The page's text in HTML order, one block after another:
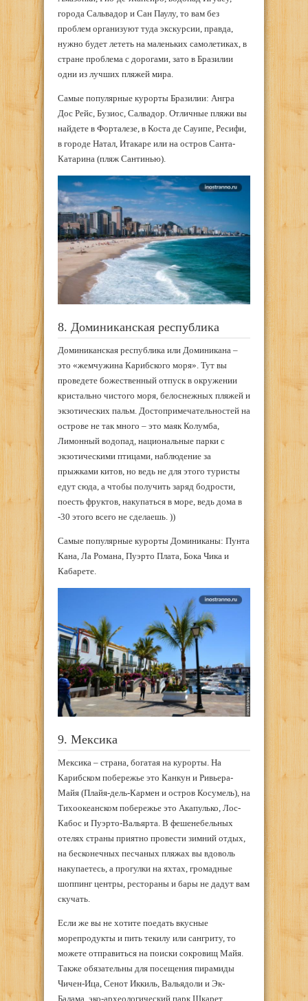
города Сальвадор и Сан Паулу, то вам без
проблем организуют туда экскурсии, правда,
нужно будет лететь на маленьких самолетиках, в
стране проблема с дорогами, зато в Бразилии
одни из лучших пляжей мира.
Самые популярные курорты Бразилии: Ангра
Дос Рейс, Бузиос, Салвадор. Отличные пляжи вы
найдете в Форталезе, в Коста де Сауипе, Ресифи,
в городе Натал, Итакаре или на остров Санта-
Катарина (пляж Сантинью).
8. Доминиканская республика
Доминиканская республика или Доминикана –
это «жемчужина Карибского моря». Тут вы
проведете божественный отпуск в окружении
кристально чистого моря, белоснежных пляжей и
экзотических пальм. Достопримечательностей на
острове не так много – это маяк Колумба,
Лимонный водопад, национальные парки с
экзотическими птицами, наблюдение за
прыжками китов, но ведь не для этого туристы
едут сюда, а чтобы получить заряд бодрости,
поесть фруктов, накупаться в море, ведь дома в
-30 этого всего не сделаешь. ))
Самые популярные курорты Доминиканы: Пунта
Кана, Ла Романа, Пуэрто Плата, Бока Чика и
Кабарете.
9. Мексика
Мексика – страна, богатая на курорты. На
Карибском побережье это Канкун и Ривьера-
Майя (Плайя-дель-Кармен и остров Косумель), на
Тихоокеанском побережье это Акапулько, Лос-
Кабос и Пуэрто-Вальярта. В фешенебельных
отелях страны приятно провести зимний отдых,
на бесконечных песчаных пляжах вы вдоволь
накупаетесь, а прогулки на яхтах, громадные
шоппинг центры, рестораны и бары не дадут вам
скучать.
Если же вы не хотите поедать вкусные
морепродукты и пить текилу или сангриту, то
можете отправиться на поиски сокровищ Майя.
Также обязательны для посещения пирамиды
Чичен-Ица, Сенот Иккиль, Вальядоли и Эк-
Балама, эко-археологический парк Шкарет,